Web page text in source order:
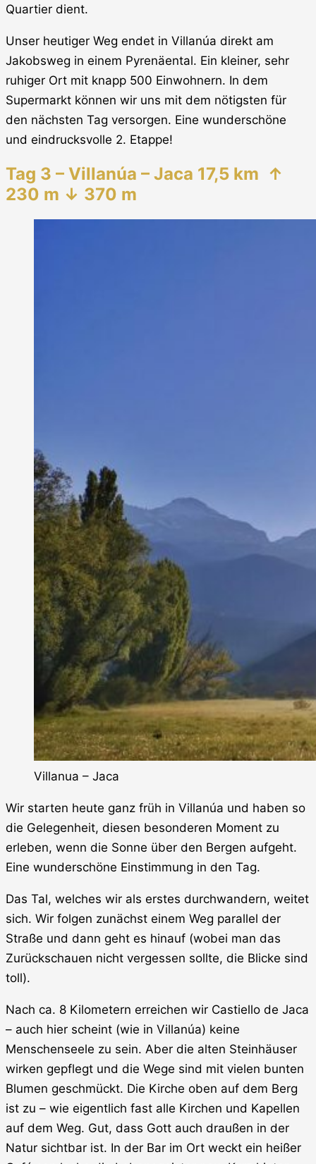
Quartier dient.
Unser heutiger Weg endet in Villanúa direkt am
Jakobsweg in einem Pyrenäental. Ein kleiner, sehr
ruhiger Ort mit knapp 500 Einwohnern. In dem
Supermarkt können wir uns mit dem nötigsten für
den nächsten Tag versorgen. Eine wunderschöne
und eindrucksvolle 2. Etappe!
Tag 3 – Villanúa – Jaca 17,5 km ↑
230 m ↓ 370 m
Villanua – Jaca
Wir starten heute ganz früh in Villanúa und haben so
die Gelegenheit, diesen besonderen Moment zu
erleben, wenn die Sonne über den Bergen aufgeht.
Eine wunderschöne Einstimmung in den Tag.
Das Tal, welches wir als erstes durchwandern, weitet
sich. Wir folgen zunächst einem Weg parallel der
Straße und dann geht es hinauf (wobei man das
Zurückschauen nicht vergessen sollte, die Blicke sind
toll).
Nach ca. 8 Kilometern erreichen wir Castiello de Jaca
– auch hier scheint (wie in Villanúa) keine
Menschenseele zu sein. Aber die alten Steinhäuser
wirken gepflegt und die Wege sind mit vielen bunten
Blumen geschmückt. Die Kirche oben auf dem Berg
ist zu – wie eigentlich fast alle Kirchen und Kapellen
auf dem Weg. Gut, dass Gott auch draußen in der
Natur sichtbar ist. In der Bar im Ort weckt ein heißer